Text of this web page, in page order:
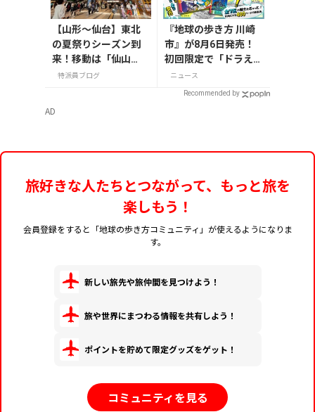
【山形〜仙台】東北
の夏祭りシーズン到
来！移動は「仙山
線」と「高速バス」
特派員ブログ
『地球の歩き方 川崎
市』が8月6日発売！
初回限定で「ドラえも
ん」描き下ろし特別カ
バー付き
ニュース
Recommended by
AD
旅好きな人たちとつながって、もっと旅を
楽しもう！
会員登録をすると「地球の歩き方コミュニティ」が使えるようになりま
す。
新しい旅先や旅仲間を見つけよう！
旅や世界にまつわる情報を共有しよう！
ポイントを貯めて限定グッズをゲット！
コミュニティを見る